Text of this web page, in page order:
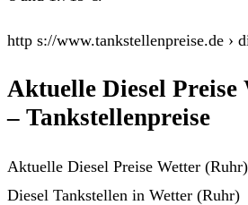
http s://www.tankstellenpreise.de ›
Aktuelle Diesel
– Tankstellenpreise
Aktuelle Diesel Preise Wetter
Diesel Tankstellen in Wetter (Ruhr)